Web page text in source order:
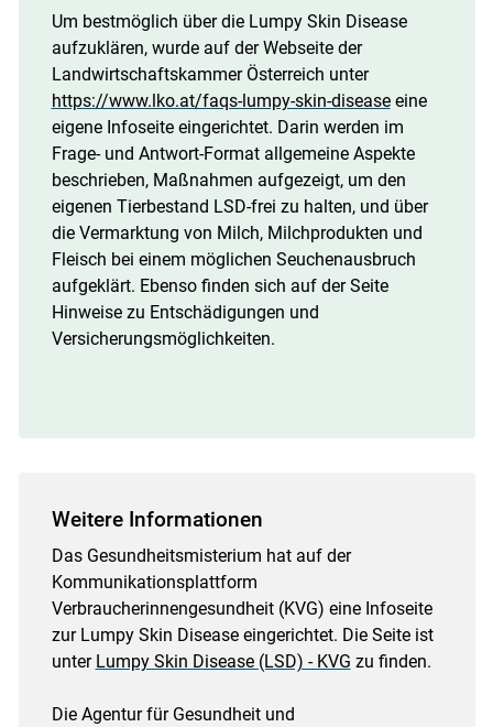
Um bestmöglich über die Lumpy Skin Disease
aufzuklären, wurde auf der Webseite der
Landwirtschaftskammer Österreich unter
https://www.lko.at/faqs-lumpy-skin-diseaseeine
eigene Infoseite eingerichtet. Darin werden im
Frage- und Antwort-Format allgemeine Aspekte
beschrieben, Maßnahmen aufgezeigt, um den
eigenen Tierbestand LSD-frei zu halten, und über
die Vermarktung von Milch, Milchprodukten und
Fleisch bei einem möglichen Seuchenausbruch
aufgeklärt. Ebenso finden sich auf der Seite
Hinweise zu Entschädigungen und
Versicherungsmöglichkeiten.
Weitere Informationen
Das Gesundheitsmisterium hat auf der
Kommunikationsplattform
Verbraucherinnengesundheit (KVG) eine Infoseite
zur Lumpy Skin Disease eingerichtet. Die Seite ist
unter Lumpy Skin Disease (LSD) - KVG zu finden.
Die Agentur für Gesundheit und